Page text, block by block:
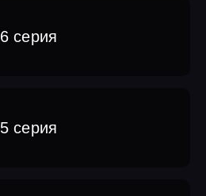
6 серия
5 серия